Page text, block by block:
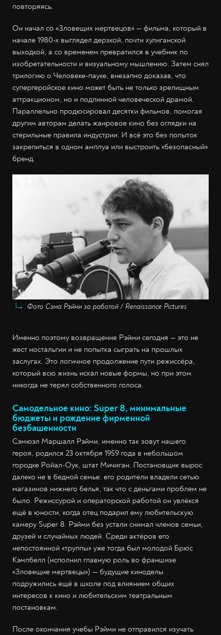
повторяясь.
Он начал со «Зловещих мертвецов» — фильма, который в
начале 1980-х выглядел дерзкой, почти хулиганской
выходкой, а со временем превратился в учебник по
изобретательности и визуальному мышлению. Затем снял
трилогию о Человеке-пауке, внезапно доказав, что
супергеройское кино может быть не только зрелищным
аттракционом, но и подлинной человеческой драмой.
Параллельно продюсировал десятки фильмов, помогая
другим авторам делать жанровое кино без оглядки на
стерильные правила индустрии. И всё это без попыток
закрепиться в одном амплуа или выстроить «безопасный»
бренд.
Фото Сэма Рэйми за работой / Renaissance Pictures
Именно поэтому возвращение Рэйми сегодня — это не
жест ностальгии и не попытка сыграть на прошлых
заслугах. Это логичное продолжение пути режиссёра,
который всю жизнь искал новые формы, но при этом
никогда не терял собственного голоса.
Самодельное кино: Super 8, минимальные
бюджеты и рождение фирменной
безбашенности
Сэмюэл Маршалл Рэйми, именно так зовут нашего
героя, родился 23 октября 1959 года в небольшом
городке Ройал-Оук, штат Мичиган. Постановщик вырос
далеко не в бедной семье: его родители владели сетью
магазинов нижнего белья, так что с деньгами проблем не
было. Режиссурой и операторской работой он увлёкся
ещё в юности, когда отец подарил ему любительскую
камеру Super 8. Рэйми без устали снимал членов семьи,
друзей и случайных людей. Среди актёров его
непостоянной «труппы» уже тогда был молодой Брюс
Кэмпбелл (исполнил главную роль во франшизе
«Зловещие мертвецы») — будущие киноделы
подружились ещё в школе под влиянием общих
интересов к кино и любительским театральным
постановкам.
После окончания учебы Рэйми не отправился изучать